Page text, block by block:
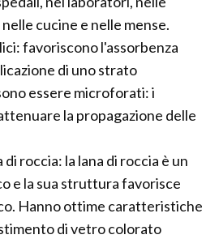
cucine e nelle mense.
favoriscono l'assorbenza
di uno strato
essere microforati: i
la propagazione delle
roccia: la lana di roccia è un
e la sua struttura favorisce
Hanno ottime caratteristiche
di vetro colorato